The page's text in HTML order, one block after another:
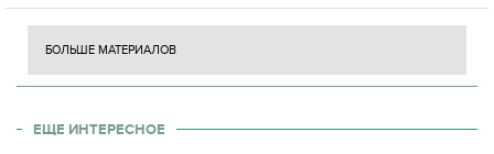
БОЛЬШЕ МАТЕРИАЛОВ
ЕЩЕ ИНТЕРЕСНОЕ